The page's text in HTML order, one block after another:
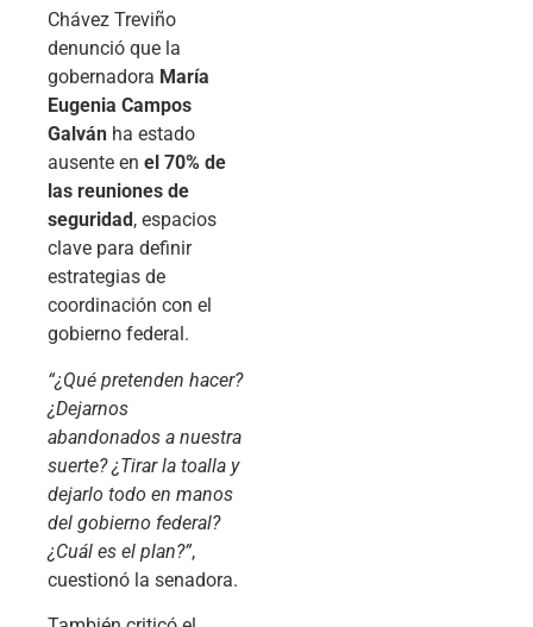
Chávez Treviño
denunció que la
gobernadora María
Eugenia Campos
Galván ha estado
ausente en el 70% de
las reuniones de
seguridad , espacios
clave para definir
estrategias de
coordinación con el
gobierno federal.
“¿Qué pretenden hacer?
¿Dejarnos
abandonados a nuestra
suerte? ¿Tirar la toalla y
dejarlo todo en manos
del gobierno federal?
¿Cuál es el plan?”,
cuestionó la senadora.